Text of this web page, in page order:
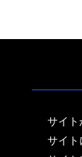
サイ
サイ